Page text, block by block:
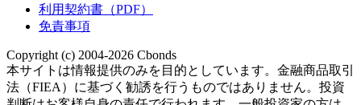
利用契約書（PDF）
免責事項
Copyright (c) 2004-2026 Cbonds
本サイトは情報提供のみを目的としています。金融商品取引
法（FIEA）に基づく勧誘を行うものではありません。投資